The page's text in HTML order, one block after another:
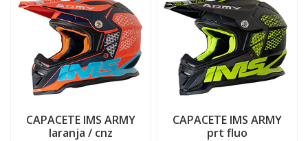
CAPACETE IMS ARMY
laranja / cnz
CAPACETE IMS ARMY
prt fluo